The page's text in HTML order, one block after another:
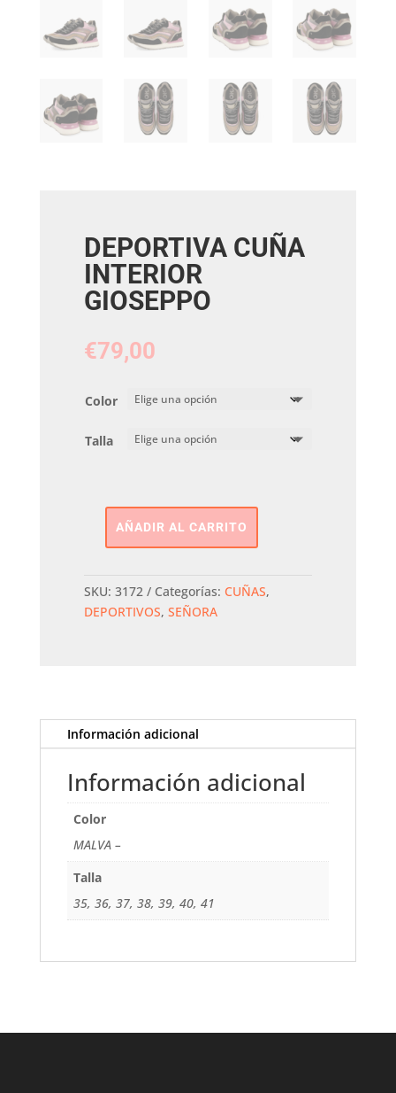
DEPORTIVA CUÑA
INTERIOR
GIOSEPPO
€79,00
Color
Talla
DEPORTIVA
GIOSEPPO
cantidad
AÑADIR AL CARRITO
SKU: 3172 Categorías: CUÑAS,
DEPORTIVOS, SEÑORA
Información adicional
Información adicional
Color
MALVA –
Talla
35, 36, 37, 38, 39, 40, 41